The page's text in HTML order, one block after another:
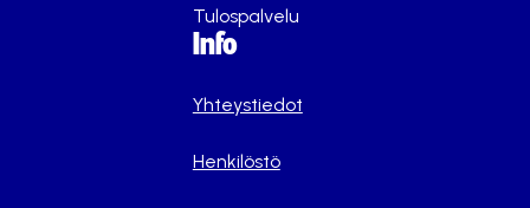
Tulospalvelu
Info
Yhteystiedot
Henkilöstö